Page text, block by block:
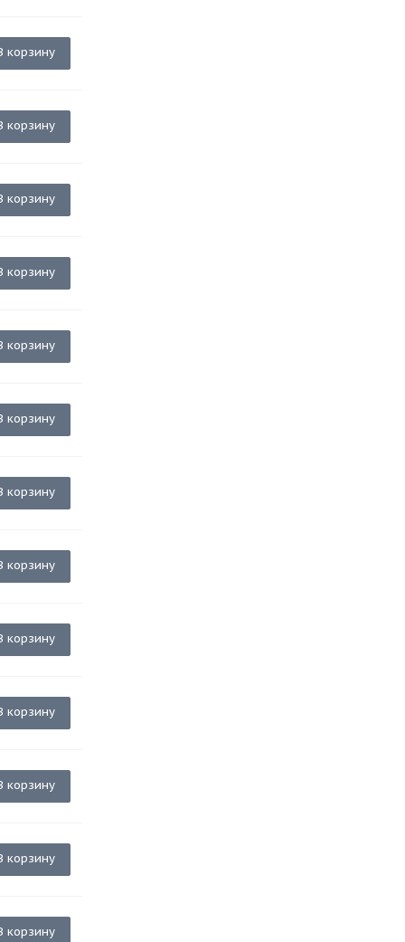
корзину
корзину
корзину
корзину
корзину
корзину
корзину
корзину
корзину
корзину
корзину
корзину
корзину